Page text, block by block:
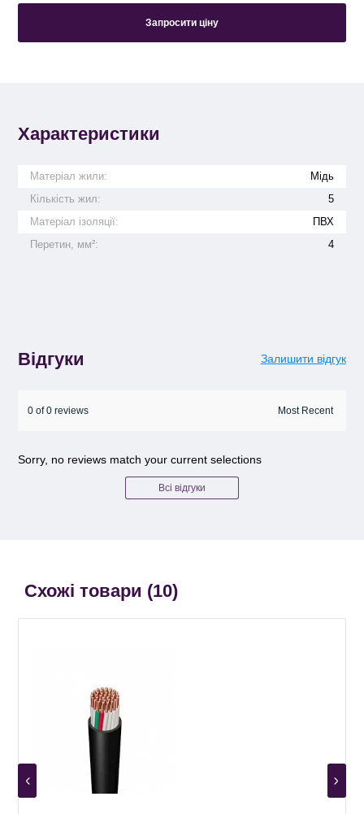
Запросити ціну
Характеристики
Матеріал жили:
Мідь
Кількість жил:
5
Матеріал ізоляції:
ПВХ
Перетин, мм²:
4
Відгуки Залишити відгук
0 of 0 reviews
Sorry, no reviews match your current selections
Всі відгуки
Схожі товари (10)